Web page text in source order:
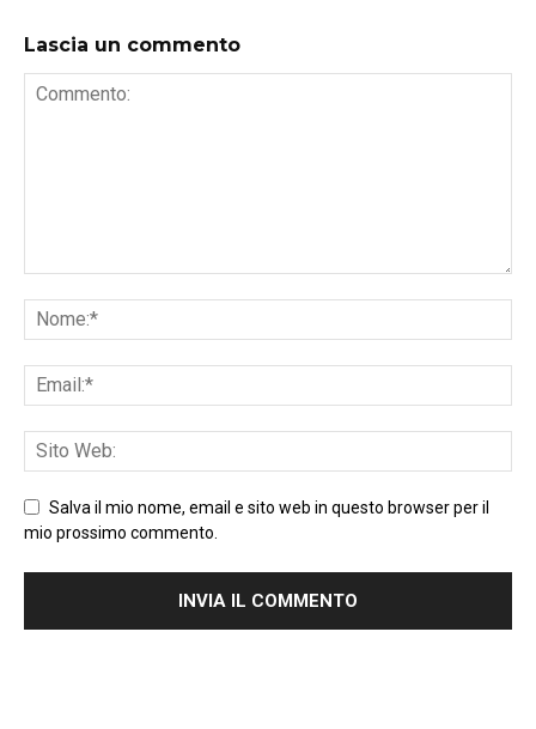
Lascia un commento
Salva il mio nome, email e sito web in questo browser per il
mio prossimo commento.